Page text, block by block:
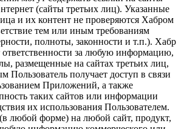
(сайты третьих лиц). Указанные
и их контент не проверяются Хабром
тем или иным требованиям
полноты, законности и т.п.). Хабр
ответственности за любую информацию,
размещенные на сайтах третьих лиц,
Пользователь получает доступ в связи
Приложений, а также
таких сайтов или информации
их использования Пользователем.
любой форме) на любой сайт, продукт,